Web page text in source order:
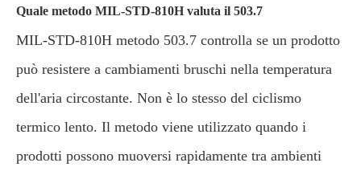
Quale metodo MIL-STD-810H valuta il 503.7
MIL-STD-810H metodo 503.7 controlla se un prodotto
può resistere a cambiamenti bruschi nella temperatura
dell'aria circostante. Non è lo stesso del ciclismo
termico lento. Il metodo viene utilizzato quando i
prodotti possono muoversi rapidamente tra ambienti